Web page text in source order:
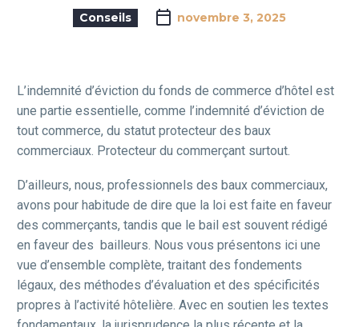
Conseils novembre 3, 2025
L’indemnité d’éviction du fonds de commerce d’hôtel est
une partie essentielle, comme l’indemnité d’éviction de
tout commerce, du statut protecteur des baux
commerciaux. Protecteur du commerçant surtout.
D’ailleurs, nous, professionnels des baux commerciaux,
avons pour habitude de dire que la loi est faite en faveur
des commerçants, tandis que le bail est souvent rédigé
en faveur des bailleurs. Nous vous présentons ici une
vue d’ensemble complète, traitant des fondements
légaux, des méthodes d’évaluation et des spécificités
propres à l’activité hôtelière. Avec en soutien les textes